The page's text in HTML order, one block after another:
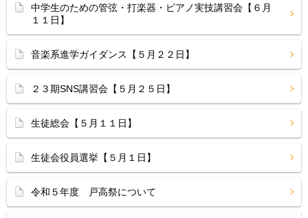
中学生のための管弦・打楽器・ピアノ実技講習会【６月
１１日】
音楽系進学ガイダンス【５月２２日】
２３期SNS講習会【５月２５日】
生徒総会【５月１１日】
生徒会役員選挙【５月１日】
令和５年度 戸高祭について